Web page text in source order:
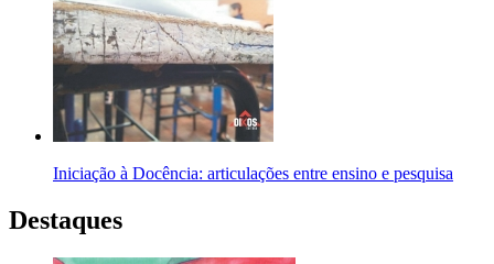
Iniciação à Docência: articulações entre ensino e pesquisa
Destaques